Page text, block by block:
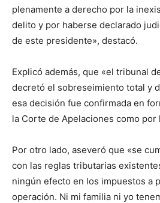
plenamente a derecho por la
delito y por haberse declarado
de este presidente», destacó.
Explicó además, que «el tribunal
decretó el sobreseimiento total y
esa decisión fue confirmada en
la Corte de Apelaciones como por
Por otro lado, aseveró que «se
con las reglas tributarias
ningún efecto en los impuestos a
operación. Ni mi familia ni yo